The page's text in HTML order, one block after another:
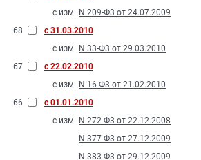
с изм. N 209-Ф3 от 24.07.2009
68
с 31.03.2010
с изм. N 33-Ф3 от 29.03.2010
67
с 22.02.2010
с изм. N 16-Ф3 от 21.02.2010
66
с 01.01.2010
с изм. N 272-Ф3 от 22.12.2008
N 377-Ф3 от 27.12.2009
N 383-Ф3 от 29.12.2009